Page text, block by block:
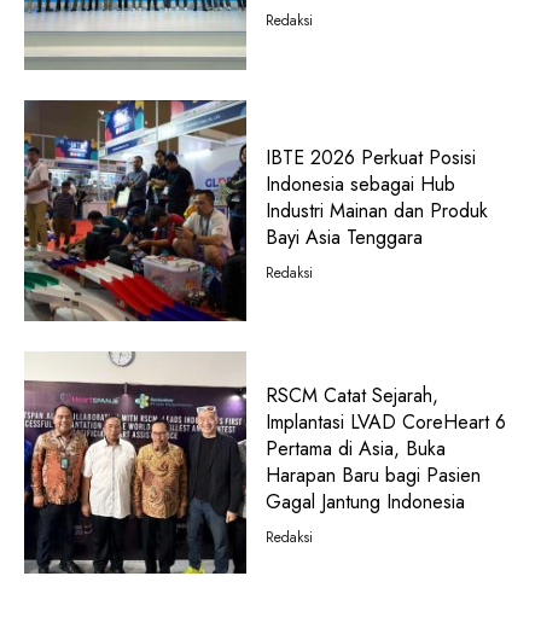
Redaksi
IBTE 2026 Perkuat Posisi
Indonesia sebagai Hub
Industri Mainan dan Produk
Bayi Asia Tenggara
Redaksi
RSCM Catat Sejarah,
Implantasi LVAD CoreHeart 6
Pertama di Asia, Buka
Harapan Baru bagi Pasien
Gagal Jantung Indonesia
Redaksi